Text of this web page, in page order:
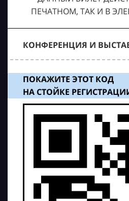
ПЕЧАТНОМ, ТАК И В
КОНФЕРЕНЦИЯ И
ПОКАЖИТЕ ЭТОТ КОД
НА СТОЙКЕ